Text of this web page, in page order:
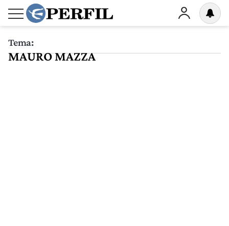
Tema:
MAURO MAZZA